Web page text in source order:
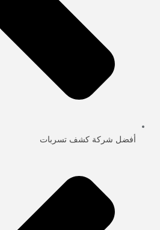
أفضل شركة كشف تسربات